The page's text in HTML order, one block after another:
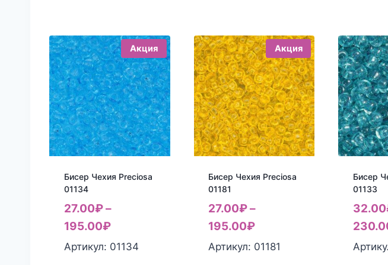
Акция
Бисер Чехия Preciosa
01134
27.00₽–
195.00₽
Артикул: 01134
Акция
Бисер Чехия Preciosa
01181
27.00₽–
195.00₽
Артикул: 01181
Бисер
01133
32.00